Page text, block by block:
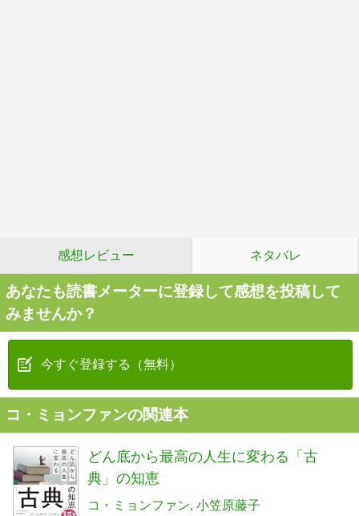
感想レビュー ネタバレ
あなたも読書メーターに登録して感想を投稿して
みませんか？
今すぐ登録する（無料）
コ・ミョンファンの関連本
どん底から最高の人生に変わる「古
典」の知恵
コ・ミョンファン 小笠原藤子